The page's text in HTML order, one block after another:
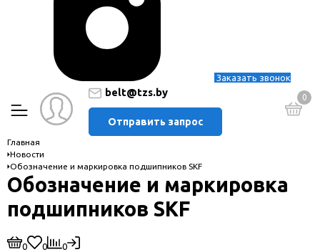
Заказать звонок
belt@tzs.by
Отправить запрос
0
Главная
Новости
Обозначение и маркировка подшипников SKF
Обозначение и маркировка
подшипников SKF
0 0
0